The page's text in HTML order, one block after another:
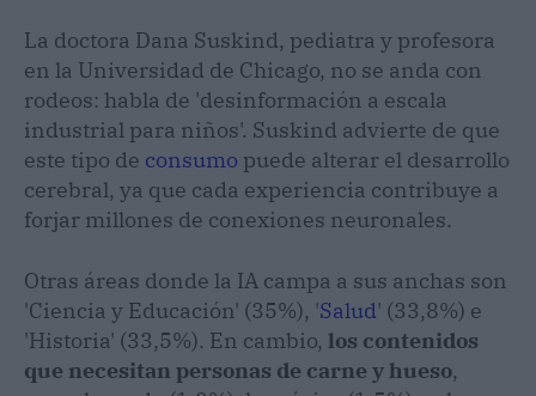
La doctora Dana Suskind, pediatra y profesora
en la Universidad de Chicago, no se anda con
rodeos: habla de 'desinformación a escala
industrial para niños'. Suskind advierte de que
este tipo de consumo puede alterar el desarrollo
cerebral, ya que cada experiencia contribuye a
forjar millones de conexiones neuronales.
Otras áreas donde la IA campa a sus anchas son
'Ciencia y Educación' (35%), 'Salud' (33,8%) e
'Historia' (33,5%). En cambio, los contenidos
que necesitan personas de carne y hueso,